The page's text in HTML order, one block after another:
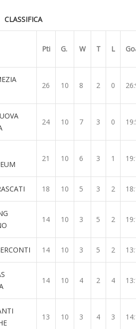
CLASSIFICA
Pti G. W T L
26 10 8 2 0
24 10 7 3 0
21 10 6 3 1
18 10 5 3 2
14 10 3 5 2
14 10 3 5 2
14 10 4 2 4
13 10 3 4 3